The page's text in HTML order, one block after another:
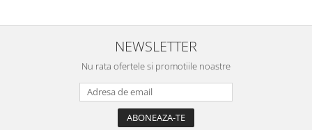
doua zi). RECOMAND SOFILINE!!!
NEWSLETTER
Nu rata ofertele si promotiile noastre